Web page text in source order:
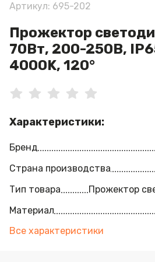
Артикул: 695-202
Прожектор
70Вт, 200-250В,
4000K, 120°
Характеристики:
Бренд
Страна производства
Тип товара
Прожектор
Материал
Все характеристики